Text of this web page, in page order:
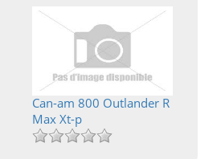
Can-am 800 Outlander R
Max Xt-p